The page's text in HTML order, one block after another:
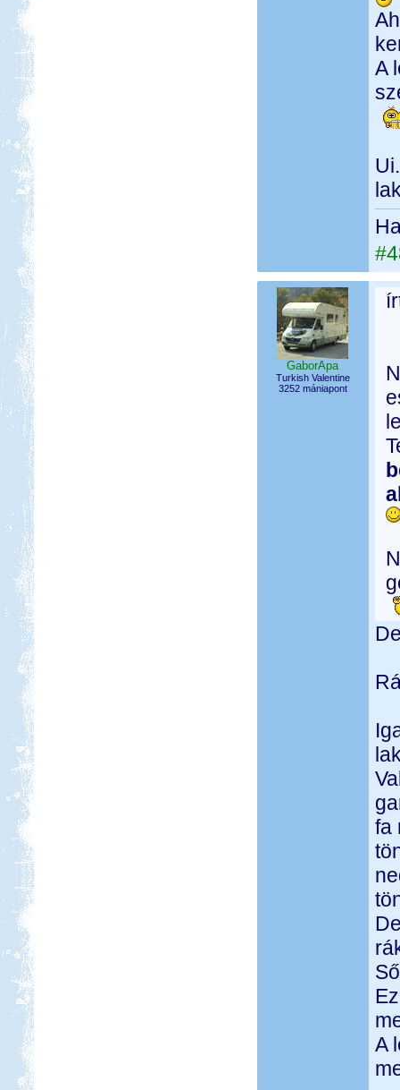
A
GaborApa
Turkish Valentine
3252 mániapont
fa
A